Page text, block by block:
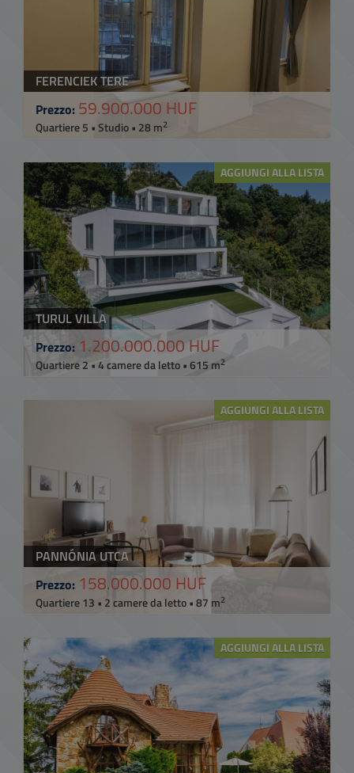
FERENCIEK TERE
Prezzo: 59.900.000 HUF
Quartiere 5 • Studio • 28 m2
AGGIUNGI ALLA LISTA
TURUL VILLA
Prezzo: 1.200.000.000 HUF
Quartiere 2 • 4 camere da letto • 615 m2
AGGIUNGI ALLA LISTA
PANNÓNIA UTCA
Prezzo: 158.000.000 HUF
Quartiere 13 • 2 camere da letto • 87 m2
AGGIUNGI ALLA LISTA